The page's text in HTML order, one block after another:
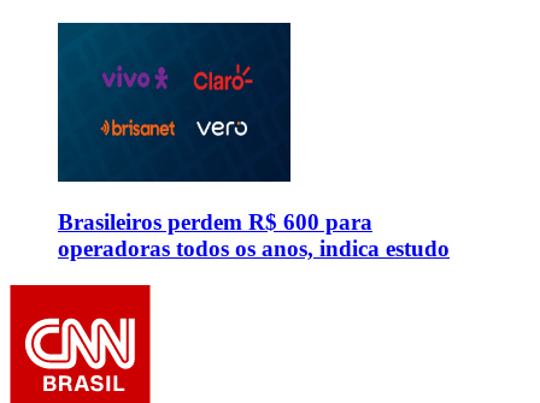
Brasileiros perdem R$ 600 para
operadoras todos os anos, indica estudo